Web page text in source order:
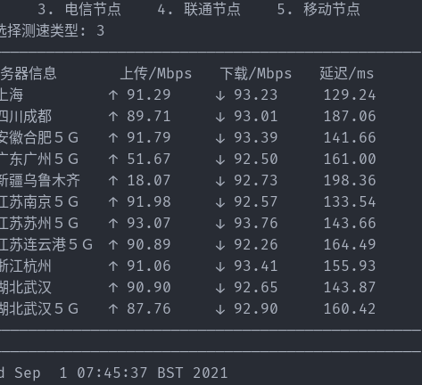
3. 电信节点    4. 联通节点    5. 移动节点
择测速类型: 3
器信息       上传/Mbps   下载/Mbps   延迟/ms
海　　　　　　↑ 91.29     ↓ 93.23     129.24
川成都　　　　↑ 89.71     ↓ 93.01     187.06
徽合肥５Ｇ　　↑ 91.79     ↓ 93.39     141.66
东广州５Ｇ　　↑ 51.67     ↓ 92.50     161.00
疆乌鲁木齐　　↑ 18.07     ↓ 92.73     198.36
苏南京５Ｇ　　↑ 91.98     ↓ 92.57     133.54
苏苏州５Ｇ　　↑ 93.07     ↓ 93.76     143.66
苏连云港５Ｇ　↑ 90.89     ↓ 92.26     164.49
江杭州　　　　↑ 91.06     ↓ 93.41     155.93
北武汉　　　　↑ 90.90     ↓ 92.65     143.87
北武汉５Ｇ　　↑ 87.76     ↓ 92.90     160.42
Sep  1 07:45:37 BST 2021